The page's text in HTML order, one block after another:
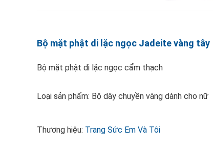
Bộ mặt phật di lặc ngọc Jadeite vàng tây
Bộ mặt phật di lặc ngọc cẩm thạch
Loại sản phẩm: Bộ dây chuyền vàng dành cho nữ
Thương hiệu: Trang Sức Em Và Tôi